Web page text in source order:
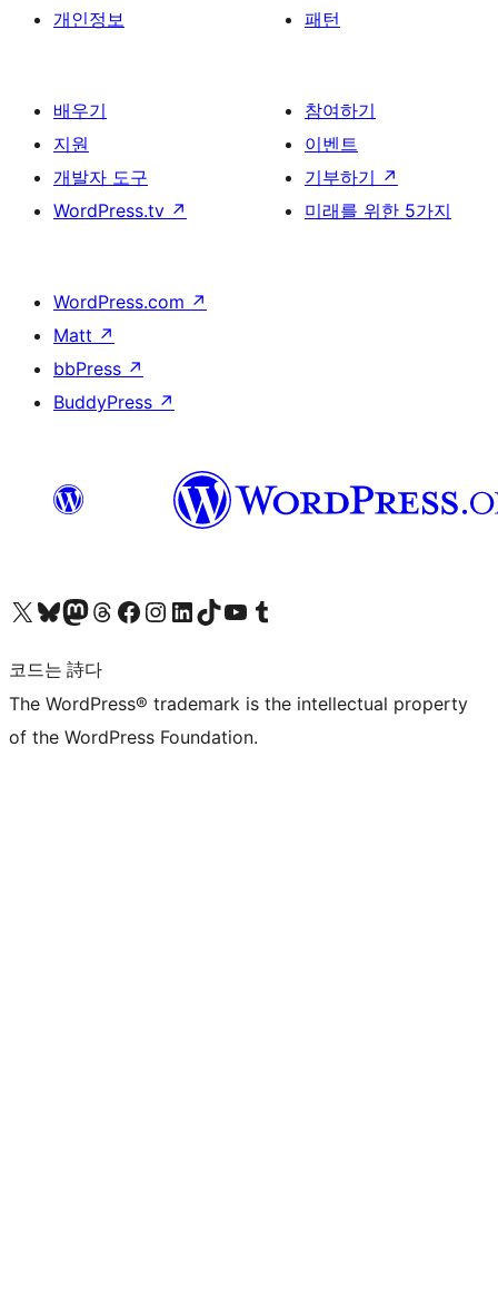
개인정보
패턴
배우기
지원
개발자 도구
WordPress.tv ↗
참여하기
이벤트
기부하기 ↗
미래를 위한 5가지
WordPress.com ↗
Matt ↗
bbPress ↗
BuddyPress ↗
X(이전 트위터) 계정 방문하기블루스카이 계정 방문하기마스토돈 계정 방문하기스레드 계정 방문하기 페이스북 페이지 방문하기인스타그램 계정 방문하기 LinkedIn 계정 방문하기틱톡 계정 방문하기유튜브 채널 방문하기 텀블러 계정 방문하기
코드는 詩다
The WordPress® trademark is the intellectual property
of the WordPress Foundation.